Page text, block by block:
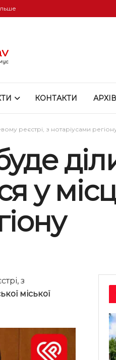
КОНТАКТИ АРХІВ
реєстрі, з нотаріусами
у
з
міської